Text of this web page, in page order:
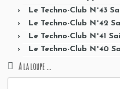
Le Techno-Club N°43
Le Techno-Club N°42
Le Techno-Club N°41
Le Techno-Club N°40
A la loupe …